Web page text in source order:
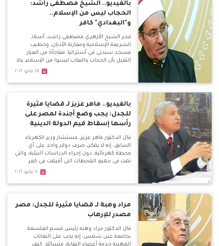
بالفيديو.. الشيخ مصطفى راشد:
الحجاب ليس من الإسلام..
و"البغدادي" كافر
فجر الشيخ الأزهري مصطفي راشد، أستاذ
الشريعة الإسلامية ومقارنة الأديان، وخطيب
مسجد سيدنى في أستراليا، مفاجأة من العيار
الثقيل بأن الحجاب والنقاب ليسوا من الإسلام، ولا
يوجد دليل بالقرآن عليهم، وطلبه بخضوع رجال
١٧ مايو ٢٠١٦
بالفيديو.. ماهر عزيز لـ قضايا مثيرة
للجدل: يجب وضع أجندة لمصر على
رأسها إسقاط قيم الدولة الدينية
قال الدكتور ماهر عزيز، مستشار وزير الكهرباء
السابق، إنه لا يمكن صرف دولار واحد على أي
محطة كهربائية، دون إجراء الدراسات البيئية، والتي
تمت في جميع المحطات التي أقيمت في كفر
الشيخ أو بني سويف، أو القاهرة الجديدة التي
بالإضافة إلى محطات أخرى من أحدث محطات
١١ مايو ٢٠١٦
مراد وهبة لـ قضايا مثيرة للجدل: مصر
مصدر للإرهاب
قال الدكتور مراد وهبه رئيس قسم الفلسفة
بجامعة عين شمس، إنه يجب على النقابات
المهنية خدمة أعضاء النقابة، متسائلا: كيف